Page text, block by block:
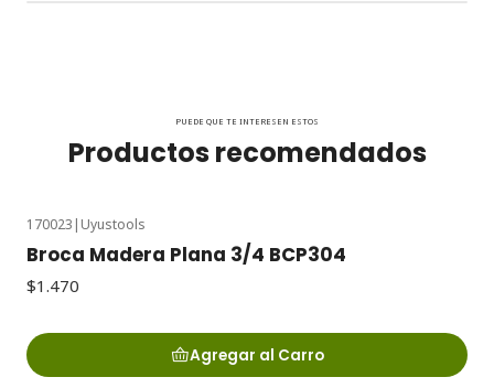
PUEDE QUE TE INTERESEN ESTOS
Productos recomendados
170023 | Uyustools
Broca Madera Plana 3/4 BCP304
$1.470
Agregar al Carro